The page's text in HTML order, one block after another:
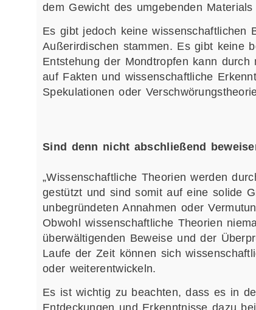
dem Gewicht des umgebenden
Es gibt jedoch keine wissenschaftlichen
Außerirdischen stammen. Es gibt keine
Entstehung der Mondtropfen kann
auf Fakten und wissenschaftliche
Spekulationen oder
Sind denn nicht abschließend
„Wissenschaftliche Theorien werden
gestützt und sind somit auf eine solide
unbegründeten Annahmen oder
Obwohl wissenschaftliche Theorien
überwältigenden Beweise und der
Laufe der Zeit können sich
oder weiterentwickeln.
Es ist wichtig zu beachten, dass es in
Entdeckungen und Erkenntnisse dazu